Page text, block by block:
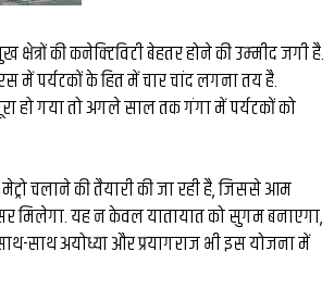
की कनेक्‍ट‍िव‍िटी बेहतर होने की उम्‍मीद जगी है.
में पर्यटकों के ह‍ित में चार चांद लगना तय है.
हो गया तो अगले साल तक गंगा में पर्यटकों को
चलाने की तैयारी की जा रही है, जिससे आम
मिलेगा. यह न केवल यातायात को सुगम बनाएगा,
साथ अयोध्या और प्रयागराज भी इस योजना में